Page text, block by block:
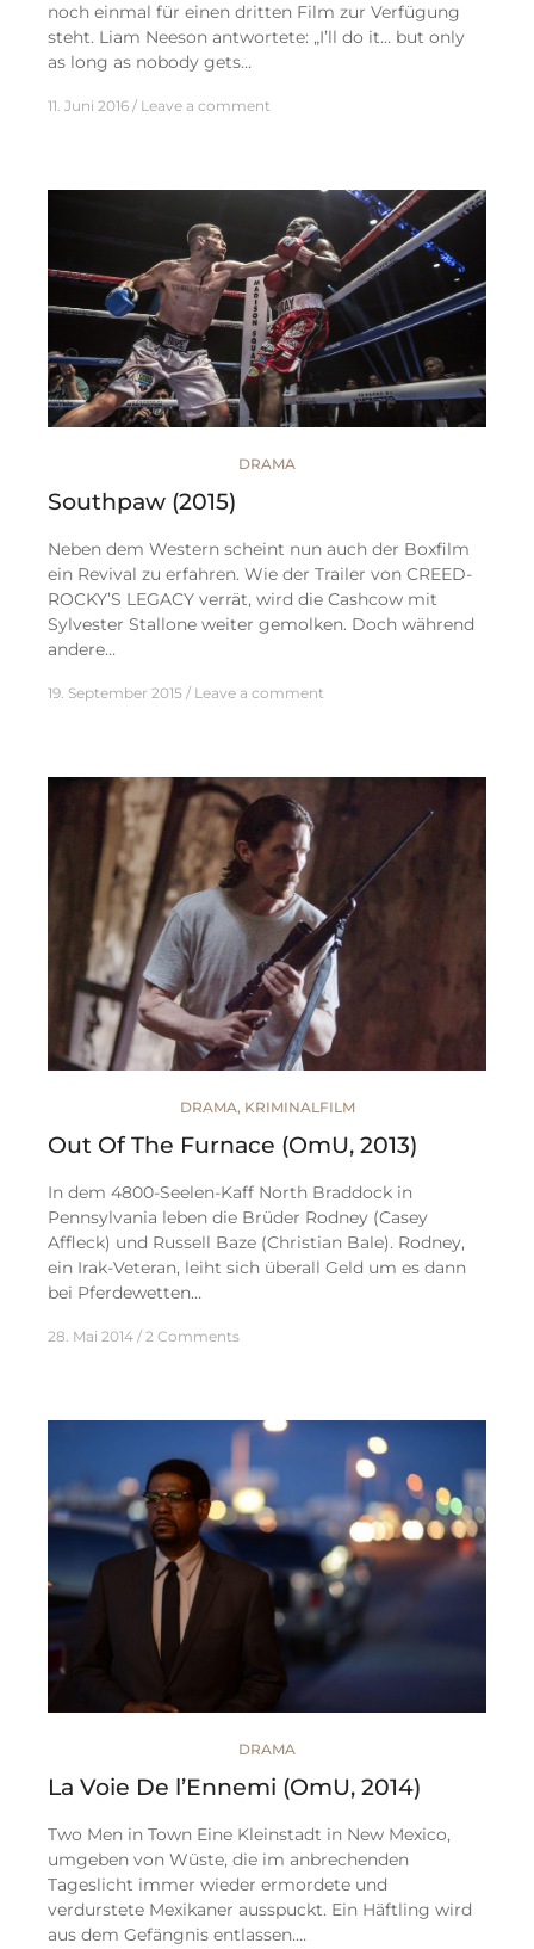
noch einmal für einen dritten Film zur Verfügung
steht. Liam Neeson antwortete: „I’ll do it… but only
as long as nobody gets…
11. Juni 2016 Leave a comment
DRAMA
Southpaw (2015)
Neben dem Western scheint nun auch der Boxfilm
ein Revival zu erfahren. Wie der Trailer von CREED-
ROCKY’S LEGACY verrät, wird die Cashcow mit
Sylvester Stallone weiter gemolken. Doch während
andere…
19. September 2015 Leave a comment
DRAMA, KRIMINALFILM
Out Of The Furnace (OmU, 2013)
In dem 4800-Seelen-Kaff North Braddock in
Pennsylvania leben die Brüder Rodney (Casey
Affleck) und Russell Baze (Christian Bale). Rodney,
ein Irak-Veteran, leiht sich überall Geld um es dann
bei Pferdewetten…
28. Mai 2014 2 Comments
DRAMA
La Voie De l’Ennemi (OmU, 2014)
Two Men in Town Eine Kleinstadt in New Mexico,
umgeben von Wüste, die im anbrechenden
Tageslicht immer wieder ermordete und
verdurstete Mexikaner ausspuckt. Ein Häftling wird
aus dem Gefängnis entlassen.…